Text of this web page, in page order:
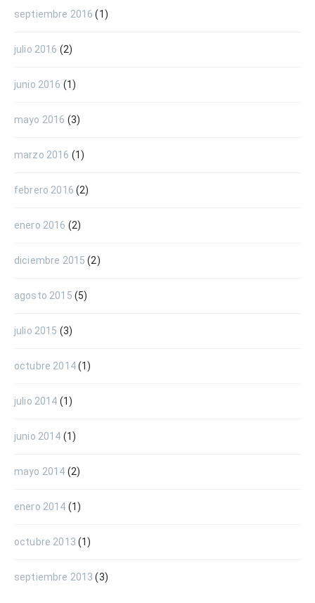
septiembre 2016 (1)
julio 2016 (2)
junio 2016 (1)
mayo 2016 (3)
marzo 2016 (1)
febrero 2016 (2)
enero 2016 (2)
diciembre 2015 (2)
agosto 2015 (5)
julio 2015 (3)
octubre 2014(1)
julio 2014 (1)
junio 2014 (1)
mayo 2014 (2)
enero 2014 (1)
octubre 2013 (1)
septiembre 2013 (3)